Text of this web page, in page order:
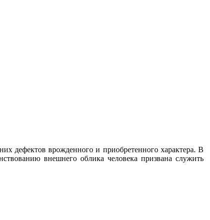
дефектов врожденного и приобретенного характера. В
внешнего облика человека призвана служить